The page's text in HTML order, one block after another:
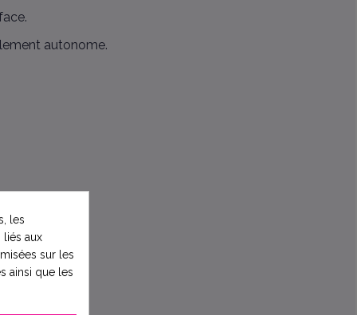
autonome.
les
liés aux
sur les
ainsi que les